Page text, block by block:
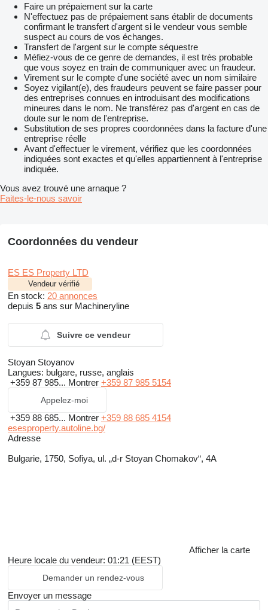
Faire un prépaiement sur la carte
N'effectuez pas de prépaiement sans établir de documents
confirmant le transfert d'argent si le vendeur vous semble
suspect au cours de vos échanges.
Transfert de l'argent sur le compte séquestre
Méfiez-vous de ce genre de demandes, il est très probable
que vous soyez en train de communiquer avec un fraudeur.
Virement sur le compte d'une société avec un nom similaire
Soyez vigilant(e), des fraudeurs peuvent se faire passer pour
des entreprises connues en introduisant des modifications
mineures dans le nom. Ne transférez pas d'argent en cas de
doute sur le nom de l'entreprise.
Substitution de ses propres coordonnées dans la facture d'une
entreprise réelle
Avant d'effectuer le virement, vérifiez que les coordonnées
indiquées sont exactes et qu'elles appartiennent à l'entreprise
indiquée.
Vous avez trouvé une arnaque ?
Faites-le-nous savoir
Coordonnées du vendeur
ES ES Property LTD
Vendeur vérifié
En stock: 20 annonces
depuis 5 ans sur Machineryline
Suivre ce vendeur
Stoyan Stoyanov
Langues: bulgare, russe, anglais
+359 87 985... Montrer +359 87 985 5154
Appelez-moi
+359 88 685... Montrer +359 88 685 4154
esesproperty.autoline.bg/
Adresse
Bulgarie, 1750, Sofiya, ul. „d-r Stoyan Chomakov“, 4A
Afficher la carte
Heure locale du vendeur: 01:21 (EEST)
Demander un rendez-vous
Envoyer un message